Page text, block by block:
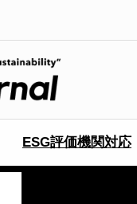
ESG評価機関対応